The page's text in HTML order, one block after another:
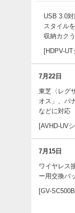
USB 3.0
スタイル
収納カクう
[HDPV-
7月22日
東芝〈レグ
オス」、パ
などに対応
[AVHD-UV
7月15日
ワイヤレス
ー用交換バ
[GV-